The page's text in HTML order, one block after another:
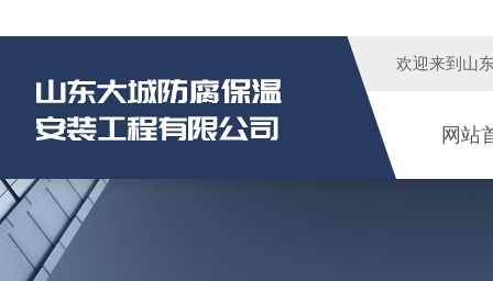
欢迎来到 山
网站